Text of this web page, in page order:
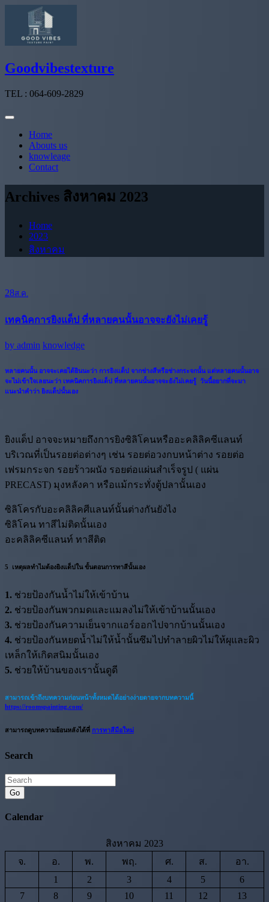
content
Goodvibestexture
TEL : 064-609-2829
Home
Abouts us
knowleage
Contact
Archives สิงหาคม 2023
Home
2023
สิงหาคม
28ส.ค.
เทคนิคการยิงแด็ป ที่หลายคนนั้นอาจจะยังไม่เคยรู้
by admin knowledge
หลายคนนั้น อาจจะเคยได้ยินนะว่า การยิงแด็ป จากช่างสีหรือช่างกระจกนั้น แต่หลายคนนั้นอาจ
จะไม่เข้าใจเลยนะว่า เทคนิคการยิงแด็ป ที่หลายคนนั้นอาจจะยังไม่เคยรู้ วันนี้อยากที่จะมา
แนะนำคำว่า ยิงแด็ปนั้นเอง
ยิงแด็ป อาจจะหมายถึงการยิงซิลิโคนหรืออะคลิลิคซีแลนท์
บริเวณที่เป็นรอยต่อต่างๆ เช่น รอยต่อวงกบหน้าต่าง รอยต่อ
เฟรมกระจก รอยร้าวผนัง รอยต่อแผ่นสำเร็จรูป ( แผ่น
PRECAST) มุงหลังคา หรือแม้กระทั่งตู้ปลานั้นเอง
ซิลิโครกับอะคลิลิคศีแลนท์นั้นต่างกันยังไง
ซิลิโคน ทาสีไม่ติดนั้นเอง
อะคลิลิคซีแลนท์ ทาสีติด
5 เหตุผลทำไมต้องยิงแด็ปใน ขั้นตอนการทาสีนั้นเอง
1. ช่วยป้องกันน้ำไม่ให้เข้าบ้าน
2. ช่วยป้องกันพวกมดและแมลงไม่ให้เข้าบ้านนั้นเอง
3. ช่วยป้องกันความเย็นจากแอร์ออกไปจากบ้านนั้นเอง
4. ช่วยป้องกันหยดน้ำไม่ให้น้ำนั้นซึมไปทำลายผิวไม่ให้ผุและผิว
เหล็กให้เกิดสนิมนั้นเอง
5. ช่วยให้บ้านของเรานั้นดูดี
สามารถเข้าถึงบทความก่อนหน้าทั้งหมดได้อย่างง่ายดายจากบทความนี้
https://roomspainting.com/
สามารถดูบทความย้อนหลังได้ที่ การทาสีมือใหม่
Search
Go
Calendar
สิงหาคม 2023
จ.
อ. พ. พฤ. ศ. ส.
อา.
1
2 3 4 5
6
7
8 9 10 11 12
13